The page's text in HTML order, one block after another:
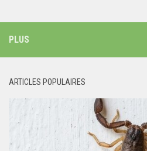
PLUS
ARTICLES POPULAIRES